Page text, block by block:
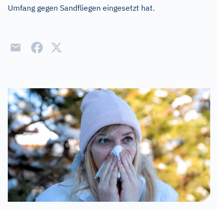
Umfang gegen Sandfliegen eingesetzt hat.